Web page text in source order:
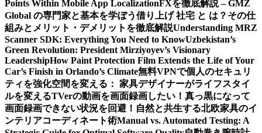
Points Within Mobile App LocalizationFXを徹底解説 – GMZ
Global の専門家と基本を学ぼう借り上げ 社宅 と は？その仕
組みとメリット・デメリットを徹底解説Understanding MRZ
Scanner SDK: Everything You Need to KnowUzbekistan’s
Green Revolution: President Mirziyoyev’s Visionary
LeadershipHow Paint Protection Film Extends the Life of Your
Car’s Finish in Orlando’s Climate無料VPNで個人のセキュリ
ティを強化空間を変える： 家具デザイナーがライフスタイ
ルを変えるTVerの動画を画面録画したい！真っ黒になって
画面録画できない状況を回避！ 自然と共生する北欧家具のイ
ンテリアコーディネート術Manual vs. Automated Testing: A